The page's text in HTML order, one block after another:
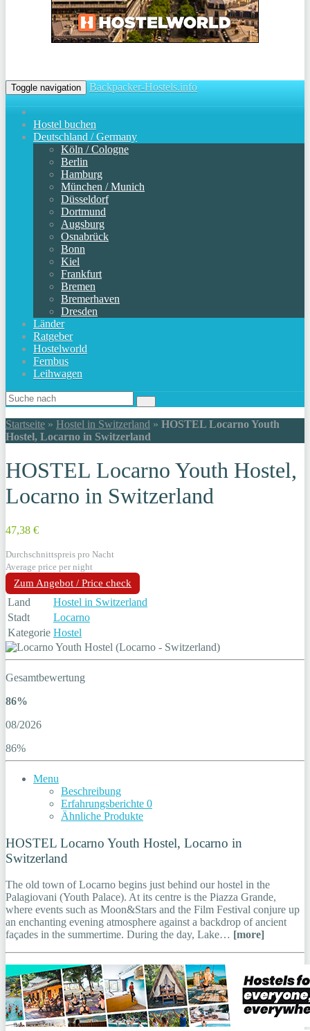
Toggle navigation Backpacker-Hostels.info
Hostel buchen
Deutschland / Germany
Köln / Cologne
Berlin
Hamburg
München / Munich
Düsseldorf
Dortmund
Augsburg
Osnabrück
Bonn
Kiel
Frankfurt
Bremen
Bremerhaven
Dresden
Länder
Ratgeber
Hostelworld
Fernbus
Leihwagen
Startseite » Hostel in Switzerland » HOSTEL Locarno Youth
Hostel, Locarno in Switzerland
HOSTEL Locarno Youth Hostel,
Locarno in Switzerland
47,38 €
Durchschnittspreis pro Nacht
Average price per night
Zum Angebot / Price check
Land
Hostel in Switzerland
Stadt
Locarno
Kategorie Hostel
Gesamtbewertung
86%
08/2026
86%
Menu
Beschreibung
Erfahrungsberichte 0
Ähnliche Produkte
HOSTEL Locarno Youth Hostel, Locarno in
Switzerland
The old town of Locarno begins just behind our hostel in the
Palagiovani (Youth Palace). At its centre is the Piazza Grande,
where events such as Moon&Stars and the Film Festival conjure up
an enchanting evening atmosphere against a backdrop of ancient
façades in the summertime. During the day, Lake… [more]